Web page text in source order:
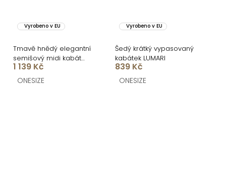
Vyrobeno v EU
Tmavě hnědý elegantní
semišový midi kabát
AERISCA
1 139 Kč
ONESIZE
Vyrobeno v EU
Šedý krátký vypasovaný
kabátek LUMARI
839 Kč
ONESIZE